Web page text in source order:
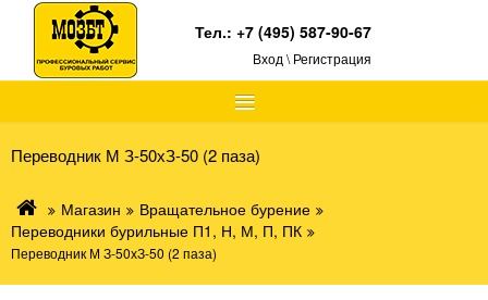
≡
Тел.:+7 (495) 587-90-67
Вход \ Регистрация
Переводник М З-50хЗ-50 (2 паза)
Магазин
Вращательное бурение
Переводники бурильные П1, Н, М, П, ПК
Переводник М З-50хЗ-50 (2 паза)